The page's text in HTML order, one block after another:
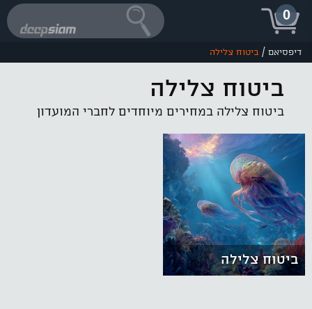
0
דיפסיאם / ביטוח צלילה
ביטוח צלילה
ביטוח צלילה במחירים מיוחדים לחברי המועדון
ביטוח צלילה